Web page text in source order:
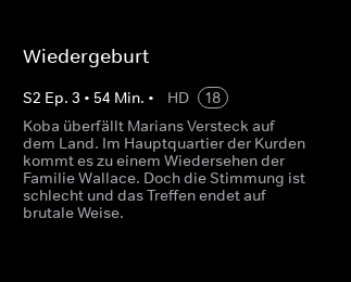
Wiedergeburt
S2 Ep. 3 • 54 Min. • HD
18
Koba überfällt Marians Versteck auf
dem Land. Im Hauptquartier der Kurden
kommt es zu einem Wiedersehen der
Familie Wallace. Doch die Stimmung ist
schlecht und das Treffen endet auf
brutale Weise.